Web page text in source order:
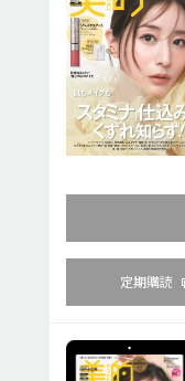
定期購読